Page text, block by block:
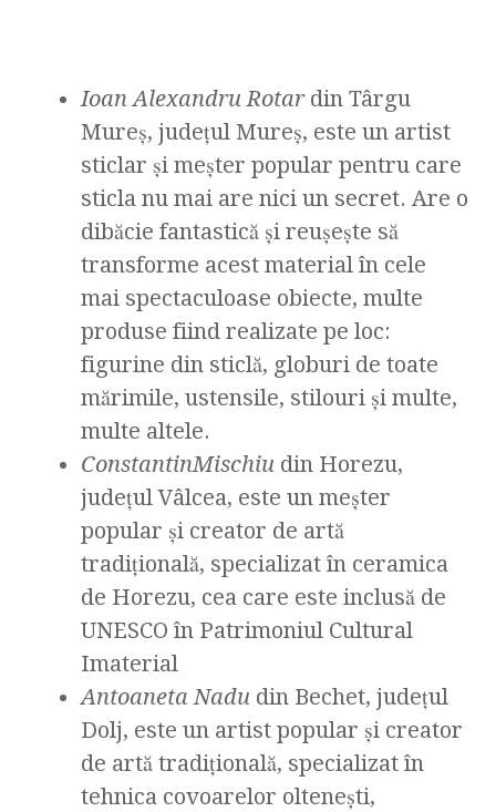
Ioan Alexandru Rotardin Târgu
Mureș, județul Mureș, este un artist
sticlar și meșter popular pentru care
sticla nu mai are nici un secret. Are o
dibăcie fantastică și reușește să
transforme acest material în cele
mai spectaculoase obiecte, multe
produse fiind realizate pe loc:
figurine din sticlă, globuri de toate
mărimile, ustensile, stilouri și multe,
multe altele.
ConstantinMischiu din Horezu,
județul Vâlcea, este un meșter
popular și creator de artă
tradițională, specializat în ceramica
de Horezu, cea care este inclusă de
UNESCO în Patrimoniul Cultural
Imaterial
Antoaneta Nadu din Bechet, județul
Dolj, este un artist popular și creator
de artă tradițională, specializat în
tehnica covoarelor oltenești,